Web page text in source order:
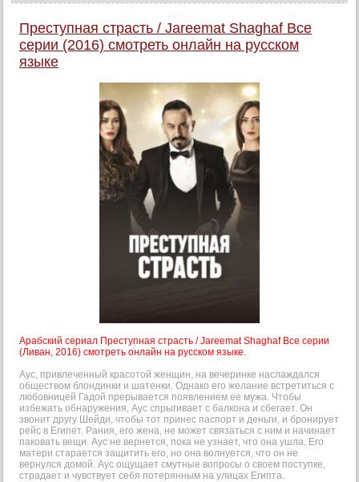
Преступная страсть / Jareemat Shaghaf Все
серии (2016) смотреть онлайн на русском
языке
Арабский сериал Преступная страсть / Jareemat Shaghaf Все серии
(Ливан, 2016) смотреть онлайн на русском языке.
Аус, привлеченный красотой женщин, на вечеринке наслаждался
обществом блондинки и шатенки. Однако его желание встретиться с
любовницей Гадой прерывается появлением ее мужа. Чтобы
избежать обнаружения, Аус спрыгивает с балкона и сбегает. Он
звонит другу Шейди, чтобы тот принес паспорт и деньги, и бронирует
рейс в Египет. Рания, его жена, не может связаться с ним и начинает
паковать вещи. Аус не вернется, пока не узнает, что она ушла. Его
матери старается защитить его, но она волнуется, что он не
вернулся домой. Аус ощущает смутные вопросы о своем поступке,
страдает и чувствует себя потерянным на улицах Египта.